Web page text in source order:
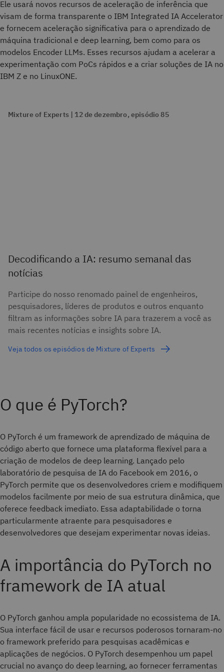
Ele usará novos recursos de aceleração de inferência que
visam de forma transparente o IBM Integrated IA Accelerator
e fornecem aceleração significativa para o aprendizado de
máquina tradicional e deep learning, bem como para os
modelos Encoder LLMs. Esses recursos ajudam a acelerar a
experimentação com PoCs rápidos e a criar soluções de IA no
IBM Z e no LinuxONE.
Mixture of Experts | 12 de dezembro, episódio 85
Decodificando a IA: resumo semanal das
notícias
Participe do nosso renomado painel de engenheiros,
pesquisadores, líderes de produtos e outros enquanto
filtram as informações sobre IA para trazerem a você as
mais recentes notícias e insights sobre IA.
Veja todos os episódios de Mixture of Experts
O que é PyTorch?
O PyTorch é um framework de aprendizado de máquina de
código aberto que fornece uma plataforma flexível para a
criação de modelos de deep learning. Lançado pelo
laboratório de pesquisa de IA do Facebook em 2016, o
PyTorch permite que os desenvolvedores criem e modifiquem
modelos facilmente por meio de sua estrutura dinâmica, que
oferece feedback imediato. Essa adaptabilidade o torna
particularmente atraente para pesquisadores e
desenvolvedores que desejam experimentar novas ideias.
A importância do PyTorch no
framework de IA atual
O PyTorch ganhou ampla popularidade no ecossistema de IA.
Sua interface fácil de usar e recursos poderosos tornaram-no
o framework preferido para pesquisas acadêmicas e
aplicações de negócios. O PyTorch desempenhou um papel
crucial no avanço do deep learning, ao fornecer ferramentas